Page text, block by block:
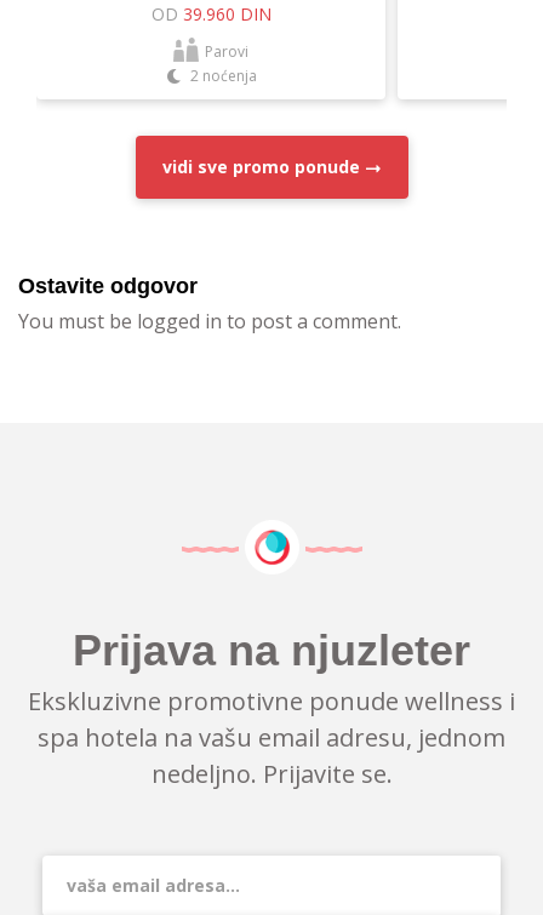
OD 39.960 DIN
Parovi
2 noćenja
vidi sve promo ponude
Ostavite odgovor
You must be logged in to post a comment.
Prijava na njuzleter
Ekskluzivne promotivne ponude wellness i
spa hotela na vašu email adresu, jednom
nedeljno. Prijavite se.